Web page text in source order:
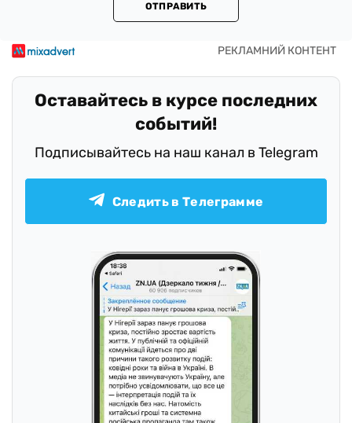
ОТПРАВИТЬ
Оставайтесь в курсе последних
событий!
Подписывайтесь на наш канал в Telegram
Следить в Телеграмме